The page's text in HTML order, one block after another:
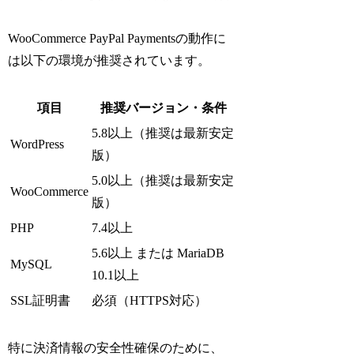
WooCommerce PayPal Paymentsの動作に
は以下の環境が推奨されています。
項目 推奨バージョン・条件
WordPress
5.8以上（推奨は最新安定
版）
WooCommerce
5.0以上（推奨は最新安定
版）
PHP
7.4以上
MySQL
5.6以上 または MariaDB
10.1以上
SSL証明書
必須（HTTPS対応）
特に決済情報の安全性確保のために、